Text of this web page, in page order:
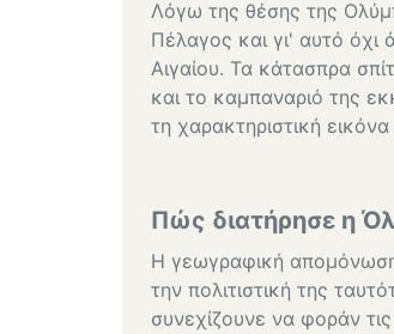
Λόγω της θέσης της
Πέλαγος και γι' αυτό όχι
Αιγαίου. Τα κάτασπρα
και το καμπαναριό της
τη χαρακτηριστική
Πώς διατήρησε η
Η γεωγραφική
την πολιτιστική της
συνεχίζουνε να φοράν